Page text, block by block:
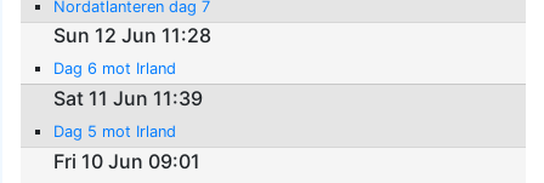
Nordatlanteren dag 7
Sun 12 Jun 11:28
Dag 6 mot Irland
Sat 11 Jun 11:39
Dag 5 mot Irland
Fri 10 Jun 09:01